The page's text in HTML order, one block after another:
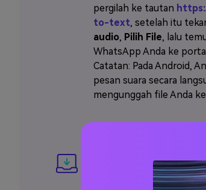
pergilah ke tautan
to-text, setelah itu
audio, Pilih File, lalu
WhatsApp Anda ke
Catatan: Pada Android,
pesan suara secara
mengunggah file Anda
Transkripsi